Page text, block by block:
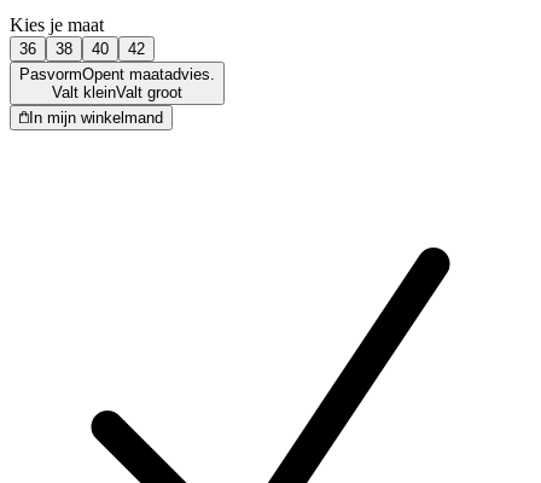
Kies je maat
36 38 40
42
PasvormOpent maatadvies.
Valt kleinValt groot
In mijn winkelmand